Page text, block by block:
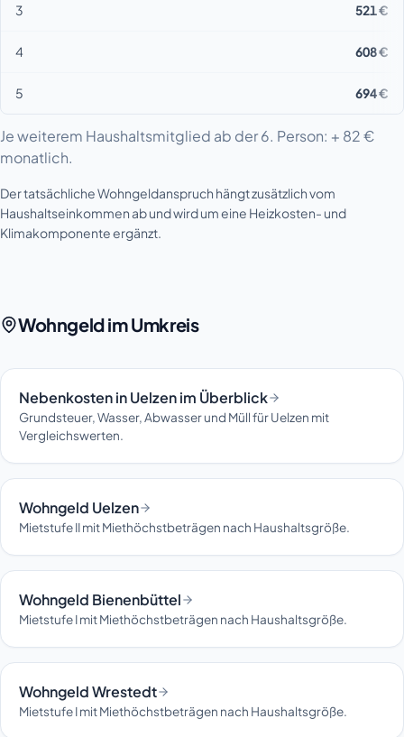
3 521 €
4 608 €
5 694 €
Je weiterem Haushaltsmitglied ab der 6. Person: + 82 €
monatlich.
Der tatsächliche Wohngeldanspruch hängt zusätzlich vom
Haushaltseinkommen ab und wird um eine Heizkosten- und
Klimakomponente ergänzt.
Wohngeld im Umkreis
Nebenkosten in Uelzen im Überblick
Grundsteuer, Wasser, Abwasser und Müll für Uelzen mit
Vergleichswerten.
Wohngeld Uelzen
Mietstufe II mit Miethöchstbeträgen nach Haushaltsgröße.
Wohngeld Bienenbüttel
Mietstufe I mit Miethöchstbeträgen nach Haushaltsgröße.
Wohngeld Wrestedt
Mietstufe I mit Miethöchstbeträgen nach Haushaltsgröße.